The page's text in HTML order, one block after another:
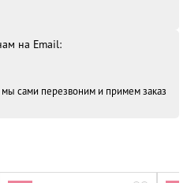
на Email:
сами перезвоним и примем заказ